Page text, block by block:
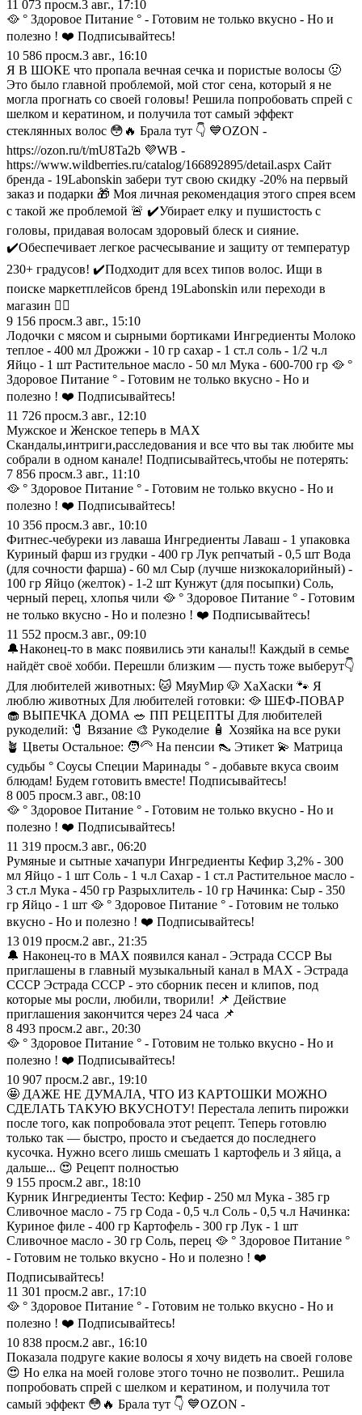
11 073 просм.3 авг., 17:10
🥘 ° Здоровое Питание ° - Готовим не только вкусно - Но и
полезно ! ❤️ Подписывайтесь!
10 586 просм.3 авг., 16:10
Я В ШОКЕ что пропала вечная сечка и пористые волосы 🤢
Это было главной проблемой, мой стог сена, который я не
могла прогнать со своей головы! Решила попробовать спрей с
шелком и кератином, и получила тот самый эффект
стеклянных волос 😳🔥 Брала тут 👇 💙OZON -
https://ozon.ru/t/mU8Ta2b 💜WB -
https://www.wildberries.ru/catalog/166892895/detail.aspx Сайт
бренда - 19Labonskin забери тут свою скидку -20% на первый
заказ и подарки 🎁 Моя личная рекомендация этого спрея всем
с такой же проблемой 🚨 ✔️Убирает елку и пушистость с
головы, придавая волосам здоровый блеск и сияние.
✔️Обеспечивает легкое расчесывание и защиту от температур
230+ градусов! ✔️Подходит для всех типов волос. Ищи в
поиске маркетплейсов бренд 19Labonskin или переходи в
магазин 👇🏽
9 156 просм.3 авг., 15:10
Лодочки с мясом и сырными бортиками Ингредиенты Молоко
теплое - 400 мл Дрожжи - 10 гр сахар - 1 ст.л соль - 1/2 ч.л
Яйцо - 1 шт Растительное масло - 50 мл Мука - 600-700 гр 🥘 °
Здоровое Питание ° - Готовим не только вкусно - Но и
полезно ! ❤️ Подписывайтесь!
11 726 просм.3 авг., 12:10
Мужское и Женское теперь в MAX
Скандалы,интриги,расследования и все что вы так любите мы
собрали в одном канале! Подписывайтесь,чтобы не потерять:
7 856 просм.3 авг., 11:10
🥘 ° Здоровое Питание ° - Готовим не только вкусно - Но и
полезно ! ❤️ Подписывайтесь!
10 356 просм.3 авг., 10:10
Фитнес-чебуреки из лаваша Ингредиенты Лаваш - 1 упаковка
Куриный фарш из грудки - 400 гр Лук репчатый - 0,5 шт Вода
(для сочности фарша) - 60 мл Сыр (лучше низкокалорийный) -
100 гр Яйцо (желток) - 1-2 шт Кунжут (для посыпки) Соль,
черный перец, хлопья чили 🥘 ° Здоровое Питание ° - Готовим
не только вкусно - Но и полезно ! ❤️ Подписывайтесь!
11 552 просм.3 авг., 09:10
🔔Наконец-то в макс появились эти каналы‼️ Каждый в семье
найдёт своё хобби. Перешли близким — пусть тоже выберут👇
Для любителей животных: 🐱 МяуМир 🐶 ХаХаски 🐾 Я
люблю животных Для любителей готовки: 🥘 ШЕФ-ПОВАР
🧁 ВЫПЕЧКА ДОМА 🥗 ПП РЕЦЕПТЫ Для любителей
рукоделий: 🧷 Вязание 🎨 Рукоделие 🧴 Хозяйка на все руки
🪴 Цветы Остальное: 🧑‍🦳 На пенсии 👠 Этикет 💫 Матрица
судьбы ° Соусы Специи Маринады ° - добавьте вкуса своим
блюдам! Будем готовить вместе! Подписывайтесь!
8 005 просм.3 авг., 08:10
🥘 ° Здоровое Питание ° - Готовим не только вкусно - Но и
полезно ! ❤️ Подписывайтесь!
11 319 просм.3 авг., 06:20
Румяные и сытные хачапури Ингредиенты Кефир 3,2% - 300
мл Яйцо - 1 шт Соль - 1 ч.л Сахар - 1 ст.л Растительное масло -
3 ст.л Мука - 450 гр Разрыхлитель - 10 гр Начинка: Сыр - 350
гр Яйцо - 1 шт 🥘 ° Здоровое Питание ° - Готовим не только
вкусно - Но и полезно ! ❤️ Подписывайтесь!
13 019 просм.2 авг., 21:35
🔔 Наконец-то в МАХ появился канал - Эстрада СССР Вы
приглашены в главный музыкальный канал в МАХ - Эстрада
СССР Эстрада СССР - это сборник песен и клипов, под
которые мы росли, любили, творили! 📌 Действие
приглашения закончится через 24 часа 📌
8 493 просм.2 авг., 20:30
🥘 ° Здоровое Питание ° - Готовим не только вкусно - Но и
полезно ! ❤️ Подписывайтесь!
10 907 просм.2 авг., 19:10
🤩 ДАЖЕ НЕ ДУМАЛА, ЧТО ИЗ КАРТОШКИ МОЖНО
СДЕЛАТЬ ТАКУЮ ВКУСНОТУ! Перестала лепить пирожки
после того, как попробовала этот рецепт. Теперь готовлю
только так — быстро, просто и съедается до последнего
кусочка. Нужно всего лишь смешать 1 картофель и 3 яйца, а
дальше... 😍 Рецепт полностью
9 155 просм.2 авг., 18:10
Курник Ингредиенты Тесто: Кефир - 250 мл Мука - 385 гр
Сливочное масло - 75 гр Сода - 0,5 ч.л Соль - 0,5 ч.л Начинка:
Куриное филе - 400 гр Картофель - 300 гр Лук - 1 шт
Сливочное масло - 30 гр Соль, перец 🥘 ° Здоровое Питание °
- Готовим не только вкусно - Но и полезно ! ❤️
Подписывайтесь!
11 301 просм.2 авг., 17:10
🥘 ° Здоровое Питание ° - Готовим не только вкусно - Но и
полезно ! ❤️ Подписывайтесь!
10 838 просм.2 авг., 16:10
Показала подруге какие волосы я хочу видеть на своей голове
😍 Но елка на моей голове этого точно не позволит.. Решила
попробовать спрей с шелком и кератином, и получила тот
самый эффект 😳🔥 Брала тут 👇 💙OZON -